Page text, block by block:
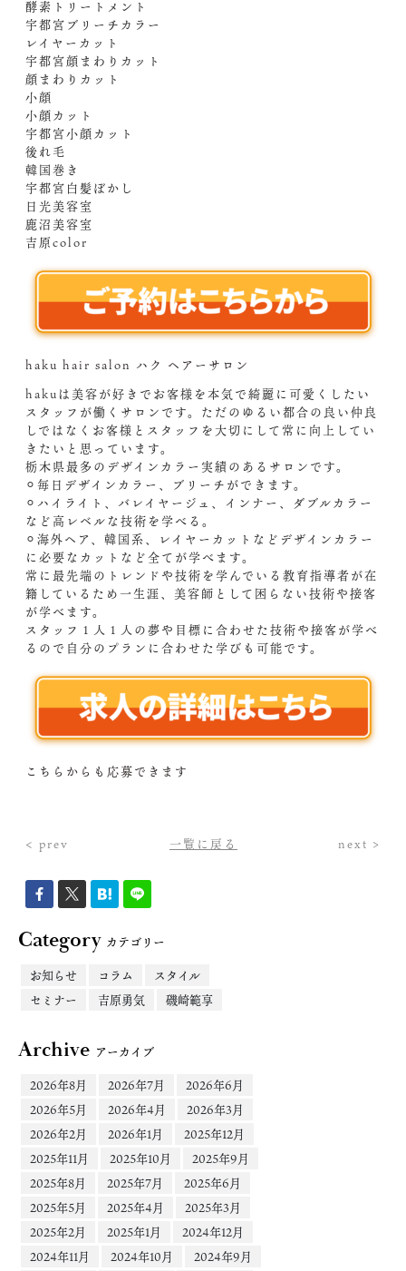
酵素トリートメント
宇都宮ブリーチカラー
レイヤーカット
宇都宮顔まわりカット
顔まわりカット
小顔
小顔カット
宇都宮小顔カット
後れ毛
韓国巻き
宇都宮白髪ぼかし
日光美容室
鹿沼美容室
吉原color
haku hair salon ハク ヘアーサロン
hakuは美容が好きでお客様を本気で綺麗に可愛くしたい
スタッフが働くサロンです。ただのゆるい都合の良い仲良
しではなくお客様とスタッフを大切にして常に向上してい
きたいと思っています。
栃木県最多のデザインカラー実績のあるサロンです。
⚪︎毎日デザインカラー、ブリーチができます。
⚪︎ハイライト、バレイヤージュ、インナー、ダブルカラー
など高レベルな技術を学べる。
⚪︎海外ヘア、韓国系、レイヤーカットなどデザインカラー
に必要なカットなど全てが学べます。
常に最先端のトレンドや技術を学んでいる教育指導者が在
籍しているため一生涯、美容師として困らない技術や接客
が学べます。
スタッフ１人１人の夢や目標に合わせた技術や接客が学べ
るので自分のプランに合わせた学びも可能です。
こちらからも応募できます
< prev 一覧に戻る next >
Categoryカテゴリー
お知らせ
コラム
スタイル
セミナー
吉原勇気 磯崎範享
Archive アーカイブ
2026年8月
2026年7月
2026年6月
2026年5月
2026年4月
2026年3月
2026年2月
2026年1月
2025年12月
2025年11月
2025年10月
2025年9月
2025年8月
2025年7月
2025年6月
2025年5月
2025年4月
2025年3月
2025年2月
2025年1月
2024年12月
2024年11月
2024年10月
2024年9月